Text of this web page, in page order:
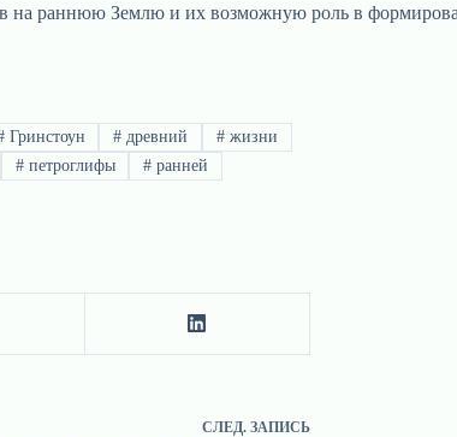
на раннюю Землю и их возможную роль в
Гринстоун # древний # жизни
#петроглифы # ранней
СЛЕД. ЗАПИСЬ